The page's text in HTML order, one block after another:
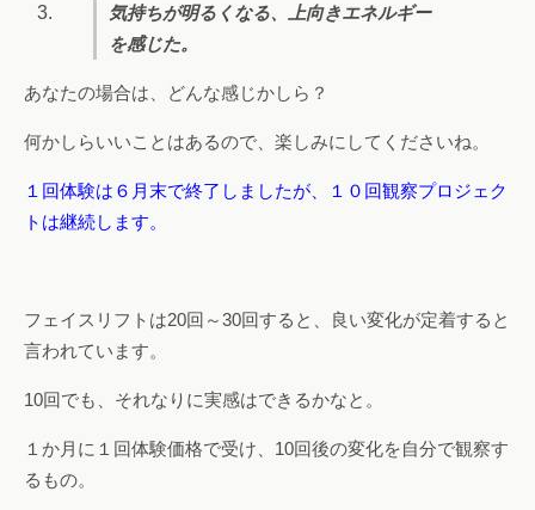
気持ちが明るくなる、上向きエネルギー
を感じた。
あなたの場合は、どんな感じかしら？
何かしらいいことはあるので、楽しみにしてくださいね。
１回体験は６月末で終了しましたが、１０回観察プロジェク
トは継続します。
フェイスリフトは20回～30回すると、良い変化が定着すると
言われています。
10回でも、それなりに実感はできるかなと。
１か月に１回体験価格で受け、10回後の変化を自分で観察す
るもの。